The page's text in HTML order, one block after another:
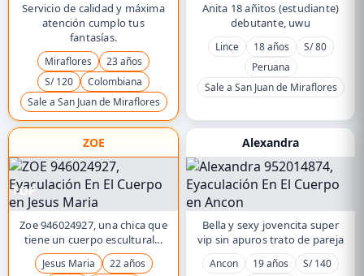
Servicio de calidad y máxima
atención cumplo tus
fantasías.
Miraflores
23 años
S/ 120
Colombiana
Sale a San Juan de Miraflores
Anita 18 añitos (estudiante)
debutante, uwu
Lince 18 años
S/ 80
Peruana
Sale a San Juan de Miraflores
ZOE
TOP
Zoe 946024927, una chica que
tiene un cuerpo escultural...
Jesus Maria
22 años
Alexandra
Bella y sexy jovencita super
vip sin apuros trato de pareja
Ancon 19 años
S/ 140